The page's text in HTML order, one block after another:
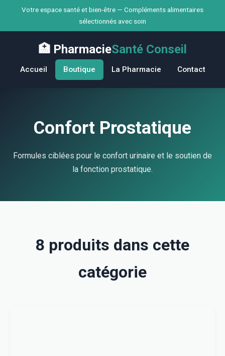
Votre espace santé et bien-être — Compléments alimentaires
sélectionnés avec soin
🏥 PharmacieSanté Conseil
Accueil Boutique La Pharmacie Contact
Confort Prostatique
Formules ciblées pour le confort urinaire et le soutien de
la fonction prostatique.
8 produits dans cette
catégorie